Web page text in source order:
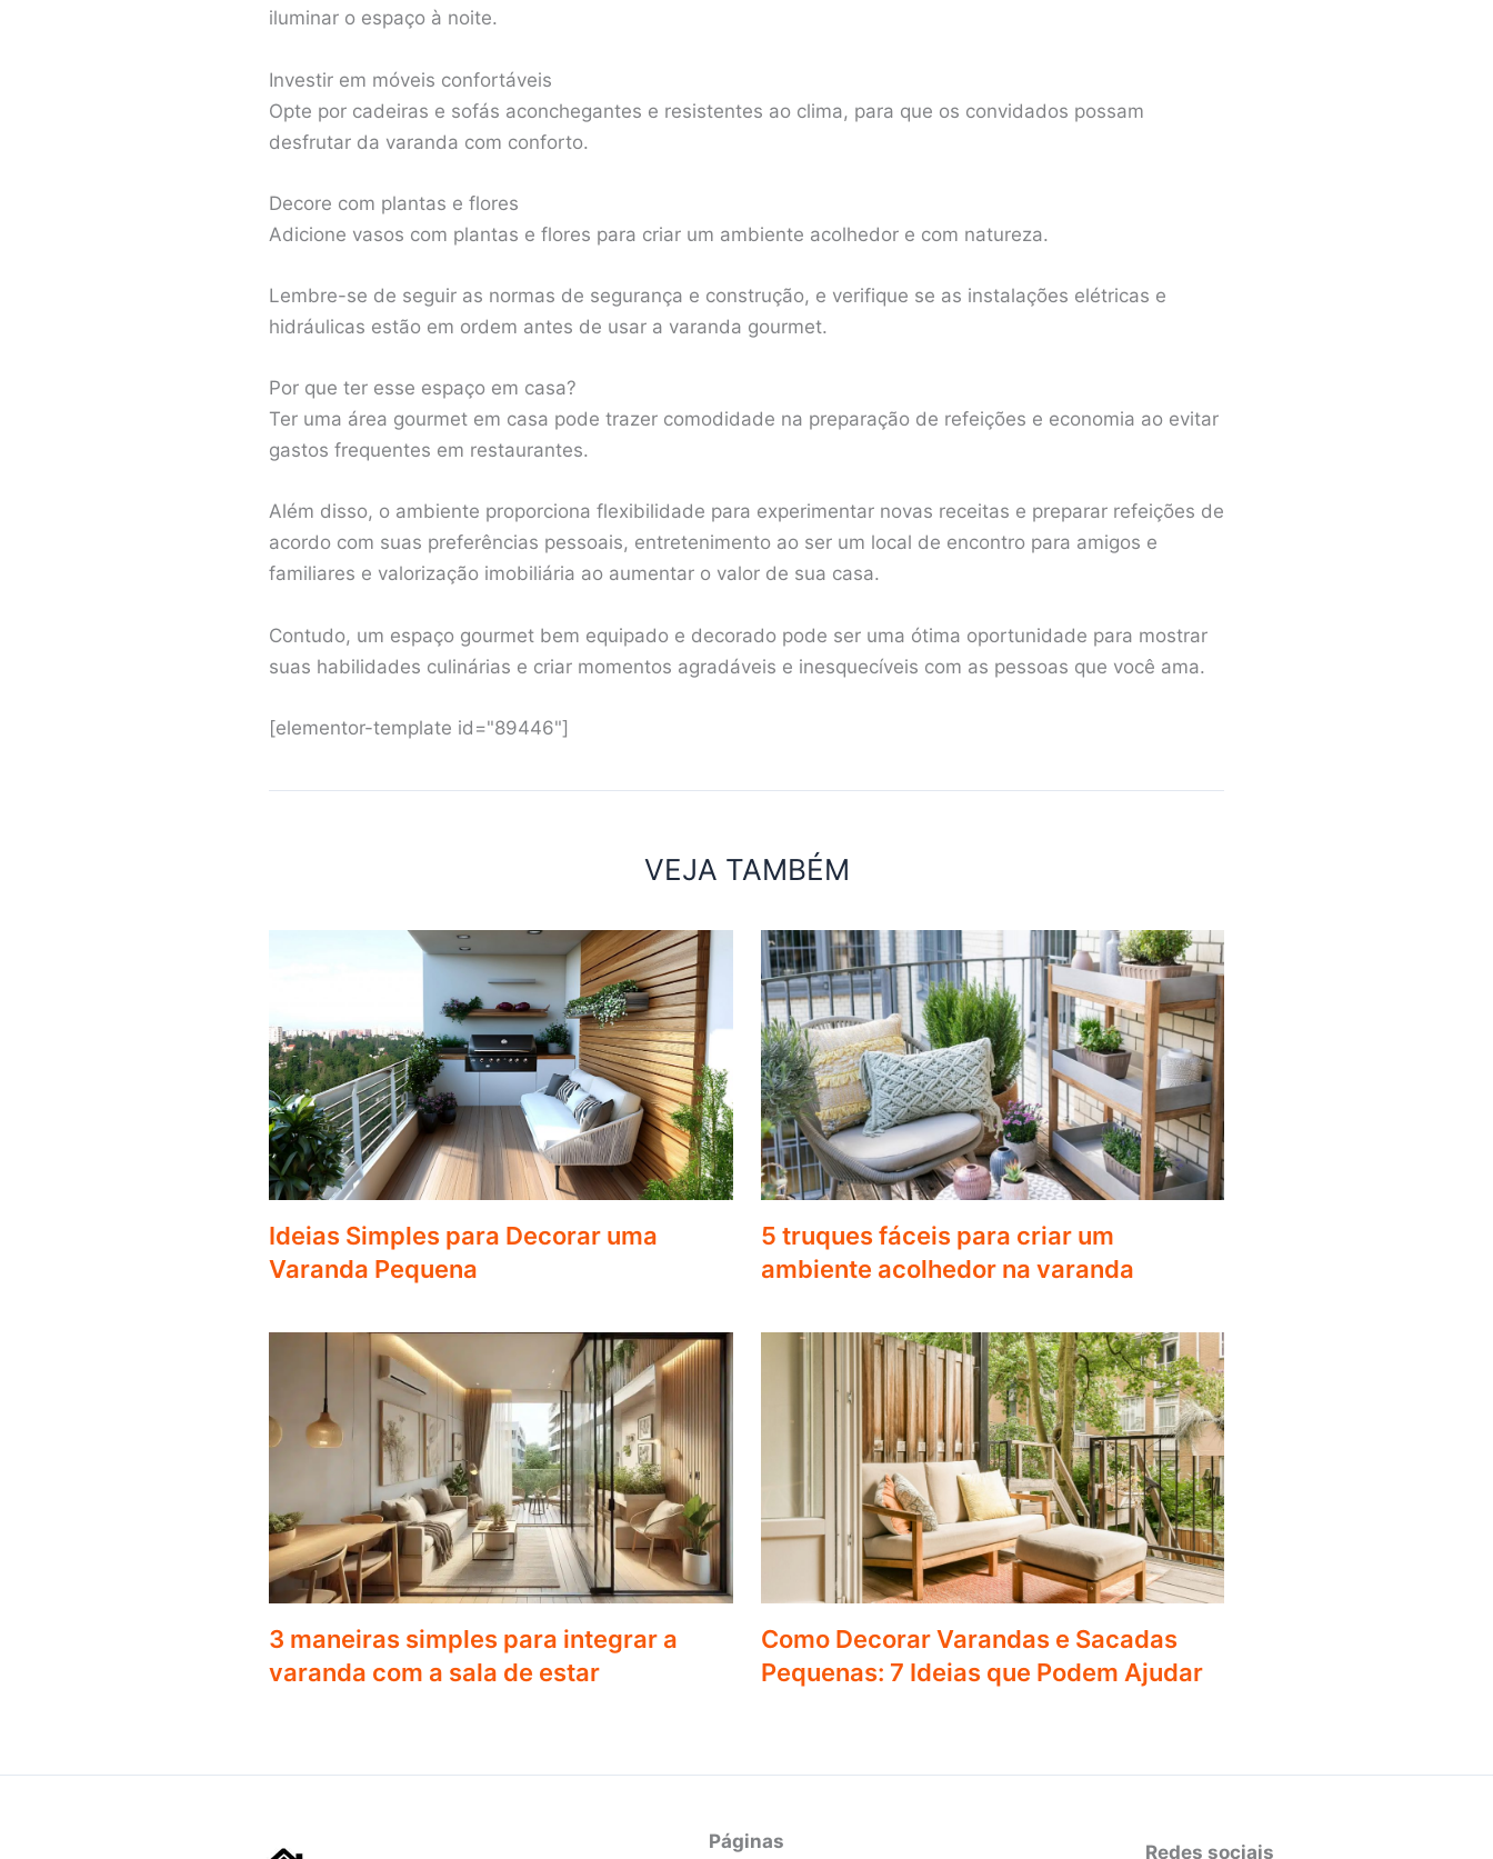
iluminar o espaço à noite.
Investir em móveis confortáveis
Opte por cadeiras e sofás aconchegantes e resistentes ao clima, para que os convidados possam
desfrutar da varanda com conforto.
Decore com plantas e flores
Adicione vasos com plantas e flores para criar um ambiente acolhedor e com natureza.
Lembre-se de seguir as normas de segurança e construção, e verifique se as instalações elétricas e
hidráulicas estão em ordem antes de usar a varanda gourmet.
Por que ter esse espaço em casa?
Ter uma área gourmet em casa pode trazer comodidade na preparação de refeições e economia ao evitar
gastos frequentes em restaurantes.
Além disso, o ambiente proporciona flexibilidade para experimentar novas receitas e preparar refeições de
acordo com suas preferências pessoais, entretenimento ao ser um local de encontro para amigos e
familiares e valorização imobiliária ao aumentar o valor de sua casa.
Contudo, um espaço gourmet bem equipado e decorado pode ser uma ótima oportunidade para mostrar
suas habilidades culinárias e criar momentos agradáveis e inesquecíveis com as pessoas que você ama.
[elementor-template id="89446"]
VEJA TAMBÉM
Ideias Simples para Decorar uma
Varanda Pequena
5 truques fáceis para criar um
ambiente acolhedor na varanda
3 maneiras simples para integrar a
varanda com a sala de estar
Como Decorar Varandas e Sacadas
Pequenas: 7 Ideias que Podem Ajudar
Páginas Redes sociais